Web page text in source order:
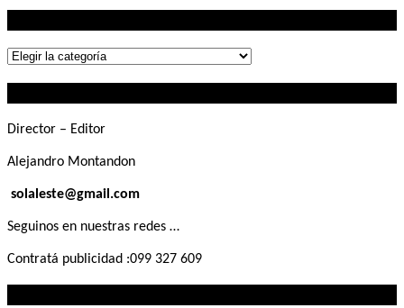
Lo
Director – Editor
Alejandro Montandon
solaleste@gmail.com
Seguinos en nuestras redes …
Contratá publicidad :099 327 609